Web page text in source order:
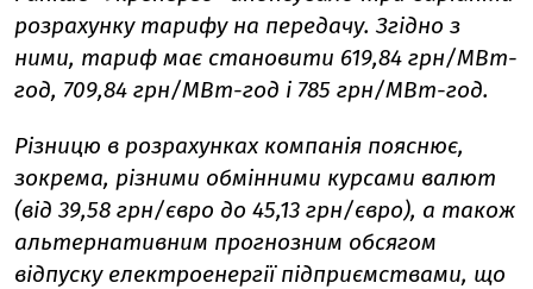
розрахунку тарифу на передачу. Згідно з
ними, тариф має становити 619,84 грн/МВт-
год, 709,84 грн/МВт-год і 785 грн/МВт-год.
Різницю в розрахунках компанія пояснює,
зокрема, різними обмінними курсами валют
(від 39,58 грн/євро до 45,13 грн/євро), а також
альтернативним прогнозним обсягом
відпуску електроенергії підприємствами, що